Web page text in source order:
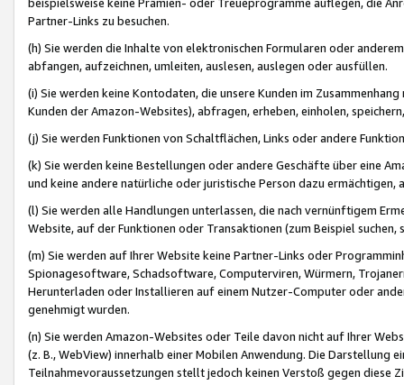
Partner-Links zu besuchen.
(h) Sie werden die Inhalte von elektronischen Formularen oder
abfangen, aufzeichnen, umleiten, auslesen, auslegen oder ausfüllen.
(i) Sie werden keine Kontodaten, die unsere Kunden im
Kunden der Amazon-Websites), abfragen, erheben, einholen,
(j) Sie werden Funktionen von Schaltflächen, Links oder andere
(k) Sie werden keine Bestellungen oder andere Geschäfte über eine
und keine andere natürliche oder juristische Person dazu
(l) Sie werden alle Handlungen unterlassen, die nach vernünftigem
Website, auf der Funktionen oder Transaktionen (zum Beispiel
(m) Sie werden auf Ihrer Website keine Partner-Links oder
Spionagesoftware, Schadsoftware, Computerviren, Würmern,
Herunterladen oder Installieren auf einem Nutzer-Computer oder
genehmigt wurden.
(n) Sie werden Amazon-Websites oder Teile davon nicht auf Ihrer
(z. B., WebView) innerhalb einer Mobilen Anwendung. Die Darstellung
Teilnahmevoraussetzungen stellt jedoch keinen Verstoß gegen diese